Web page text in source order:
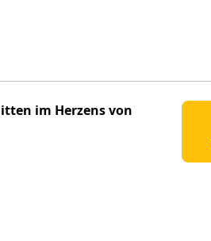
im Herzens von